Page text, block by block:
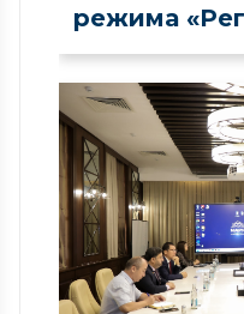
режима
песочница» в сфере рынка
капитала